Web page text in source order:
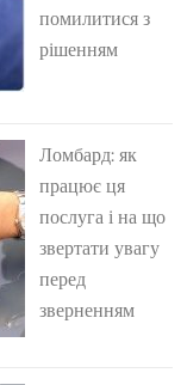
помилитися з
рішенням
Ломбард: як
працює ця
послуга і на що
звертати увагу
перед
зверненням